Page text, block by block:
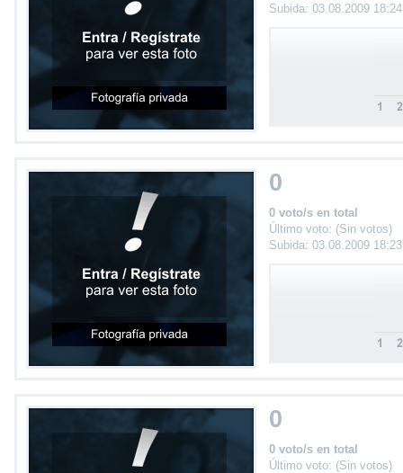
Subida: 03.08.2009
0
0 voto/s en total
Último voto: (Sin votos)
Subida: 03.08.2009
0
0 voto/s en total
Último voto: (Sin votos)